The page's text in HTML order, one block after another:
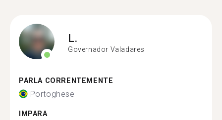
L.
Governador Valadares
PARLA CORRENTEMENTE
Portoghese
IMPARA